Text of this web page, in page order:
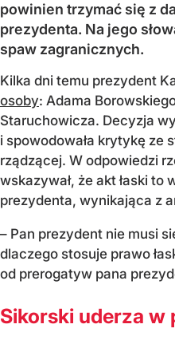
powinien trzymać się z
prezydenta. Na jego
spaw zagranicznych.
Kilka dni temu prezydent
osoby: Adama
Staruchowicza. Decyzja
i spowodowała krytykę ze
rządzącej. W odpowiedzi
wskazywał, że akt łaski to
prezydenta, wynikająca z
– Pan prezydent nie musi
dlaczego stosuje prawo
od prerogatyw pana
Sikorski uderza w